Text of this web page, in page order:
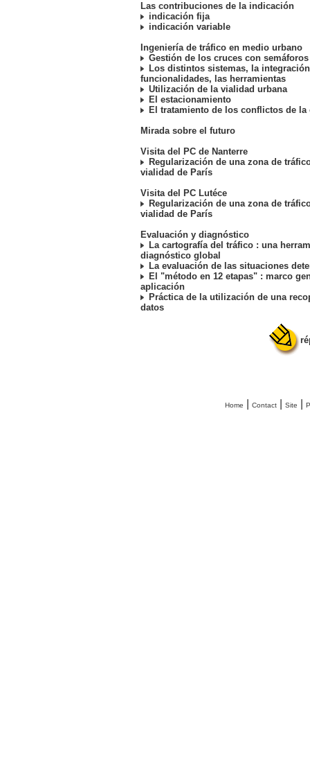
Las contribuciones de la indicación
indicación fija
indicación variable
Ingeniería de tráfico en medio urbano
Gestión de los cruces con semáforos
Los distintos sistemas, la
funcionalidades, las herramientas
Utilización de la vialidad urbana
El estacionamiento
El tratamiento de los conflictos de
Mirada sobre el futuro
Visita del PC de Nanterre
Regularización de una zona de
vialidad de París
Visita del PC Lutéce
Regularización de una zona de
vialidad de París
Evaluación y diagnóstico
La cartografía del tráfico : una
diagnóstico global
La evaluación de las situaciones
El "método en 12 etapas" : marco
aplicación
Práctica de la utilización de una
datos
Home Contact| Site